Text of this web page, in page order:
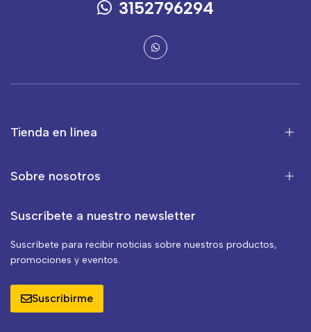
3152796294
Tienda en línea
Sobre nosotros
Suscríbete a nuestro newsletter
Suscríbete para recibir noticias sobre nuestros productos,
promociones y eventos.
Suscribirme